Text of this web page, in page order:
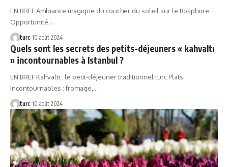
EN BREF Ambiance magique du coucher du soleil sur le Bosphore.
Opportunité…
turc 10 août 2024
Quels sont les secrets des petits-déjeuners « kahvaltı
» incontournables à Istanbul ?
EN BREF Kahvaltı : le petit-déjeuner traditionnel turc Plats
incontournables : fromage,…
turc 10 août 2024